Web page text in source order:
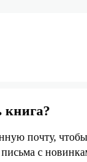
книга?
почту,
письма с